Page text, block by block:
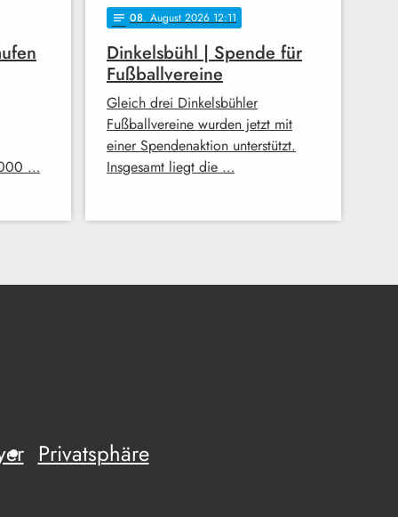
…
notes 08. August 2026 12:11
Dinkelsbühl | Spende für
Fußballvereine
Gleich drei Dinkelsbühler
Fußballvereine wurden jetzt mit
einer Spendenaktion unterstützt.
Insgesamt liegt die …
Privatsphäre